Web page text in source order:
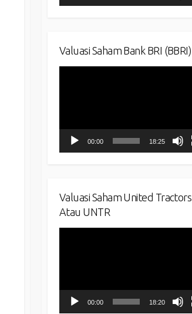
Valuasi Saham Bank BRI (BBRI)
00:00 18:25
Valuasi Saham United Tractors
Atau UNTR
00:00 18:20